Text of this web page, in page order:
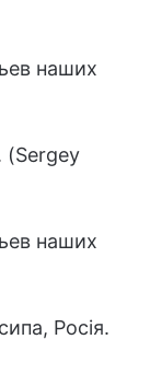
(Sergey
Росія.